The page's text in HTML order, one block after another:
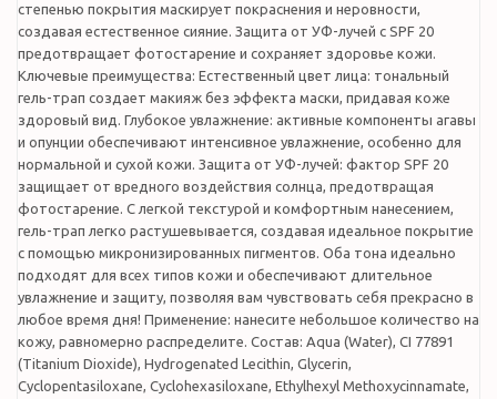
степенью покрытия маскирует покраснения и неровности,
создавая естественное сияние. Защита от УФ-лучей с SPF 20
предотвращает фотостарение и сохраняет здоровье кожи.
Ключевые преимущества: Естественный цвет лица: тональный
гель-трап создает макияж без эффекта маски, придавая коже
здоровый вид. Глубокое увлажнение: активные компоненты агавы
и опунции обеспечивают интенсивное увлажнение, особенно для
нормальной и сухой кожи. Защита от УФ-лучей: фактор SPF 20
защищает от вредного воздействия солнца, предотвращая
фотостарение. С легкой текстурой и комфортным нанесением,
гель-трап легко растушевывается, создавая идеальное покрытие
с помощью микронизированных пигментов. Оба тона идеально
подходят для всех типов кожи и обеспечивают длительное
увлажнение и защиту, позволяя вам чувствовать себя прекрасно в
любое время дня! Применение: нанесите небольшое количество на
кожу, равномерно распределите. Состав: Aqua (Water), CI 77891
(Titanium Dioxide), Hydrogenated Lecithin, Glycerin,
Cyclopentasiloxane, Cyclohexasiloxane, Ethylhexyl Methoxycinnamate,